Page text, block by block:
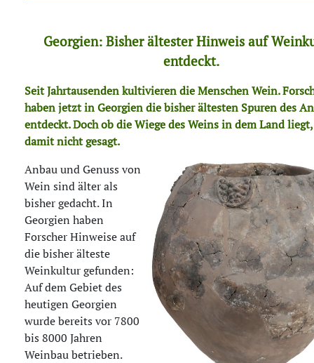
Georgien: Bisher ältester Hinweis auf
entdeckt.
Seit Jahrtausenden kultivieren die Menschen Wein.
haben jetzt in Georgien die bisher ältesten Spuren des
entdeckt. Doch ob die Wiege des Weins in dem Land
damit nicht gesagt.
Anbau und Genuss von
Wein sind älter als
bisher gedacht. In
Georgien haben
Forscher Hinweise auf
die bisher älteste
Weinkultur gefunden:
Auf dem Gebiet des
heutigen Georgien
wurde bereits vor 7800
bis 8000 Jahren
Weinbau betrieben.